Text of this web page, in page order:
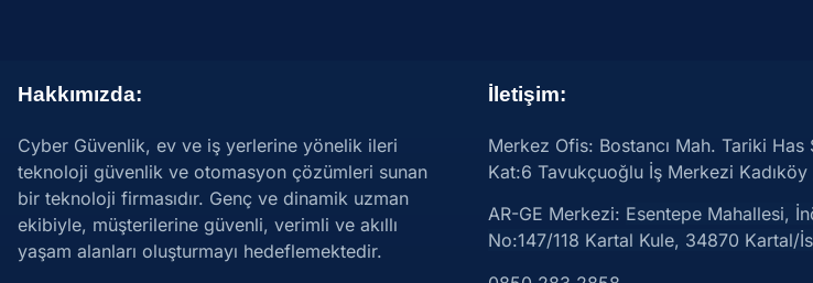
Hakkımızda:
Cyber Güvenlik, ev ve iş yerlerine yönelik ileri
teknoloji güvenlik ve otomasyon çözümleri sunan
bir teknoloji firmasıdır. Genç ve dinamik uzman
ekibiyle, müşterilerine güvenli, verimli ve akıllı
yaşam alanları oluşturmayı hedeflemektedir.
İletişim:
Merkez Ofis: Bostancı Mah. Tariki Has
Kat:6 Tavukçuoğlu İş Merkezi
AR-GE Merkezi: Esentepe Mahallesi,
No:147/118 Kartal Kule, 34870 Kartal/